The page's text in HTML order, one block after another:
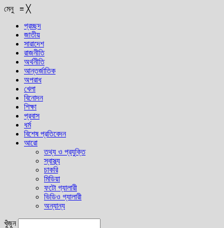
মেনু ≡ ╳
প্রচ্ছদ
জাতীয়
সারাদেশ
রাজনীতি
অর্থনীতি
আন্তর্জাতিক
অপরাধ
খেলা
বিনোদন
শিক্ষা
প্রবাস
ধর্ম
বিশেষ প্রতিবেদন
আরো
তথ্য ও প্রযুক্তি
স্বাস্থ্য
চাকরি
মিডিয়া
ফটো গ্যালারী
ভিডিও গ্যালারী
অন্যান্য
খুঁজুন